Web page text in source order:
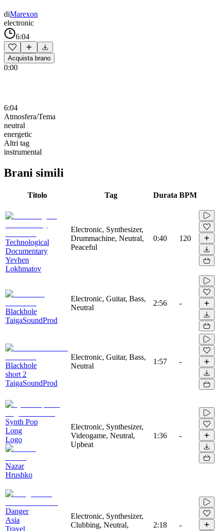
diMarexon
electronic
6:04
Acquista brano
0:00
6:04
Atmosfera/Tema
neutral
energetic
Altri tag
instrumental
Brani simili
Titolo Tag Durata BPM
Technological
Documentary
Yevhen
Lokhmatov
Electronic, Synthesizer,
Drummachine, Neutral,
Peaceful
0:40 120
Blackhole
TaigaSoundProd
Electronic, Guitar, Bass,
Neutral
2:56 -
Blackhole
short 2
TaigaSoundProd
Electronic, Guitar, Bass,
Neutral
1:57 -
Synth Pop
Long
Logo
Nazar
Hrushko
Electronic, Synthesizer,
Videogame, Neutral,
Upbeat
1:36 -
Danger
Asia
Travel
Electronic, Synthesizer,
Clubbing, Neutral,
2:18 -